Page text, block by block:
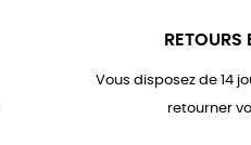
RETOURS
Vous disposez de 14
retourner